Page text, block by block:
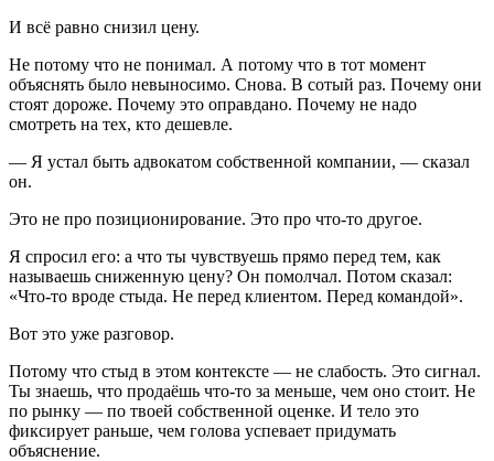
И всё равно снизил цену.
Не потому что не понимал. А потому что в тот момент
объяснять было невыносимо. Снова. В сотый раз. Почему они
стоят дороже. Почему это оправдано. Почему не надо
смотреть на тех, кто дешевле.
— Я устал быть адвокатом собственной компании, — сказал
он.
Это не про позиционирование. Это про что-то другое.
Я спросил его: а что ты чувствуешь прямо перед тем, как
называешь сниженную цену? Он помолчал. Потом сказал:
«Что-то вроде стыда. Не перед клиентом. Перед командой».
Вот это уже разговор.
Потому что стыд в этом контексте — не слабость. Это сигнал.
Ты знаешь, что продаёшь что-то за меньше, чем оно стоит. Не
по рынку — по твоей собственной оценке. И тело это
фиксирует раньше, чем голова успевает придумать
объяснение.